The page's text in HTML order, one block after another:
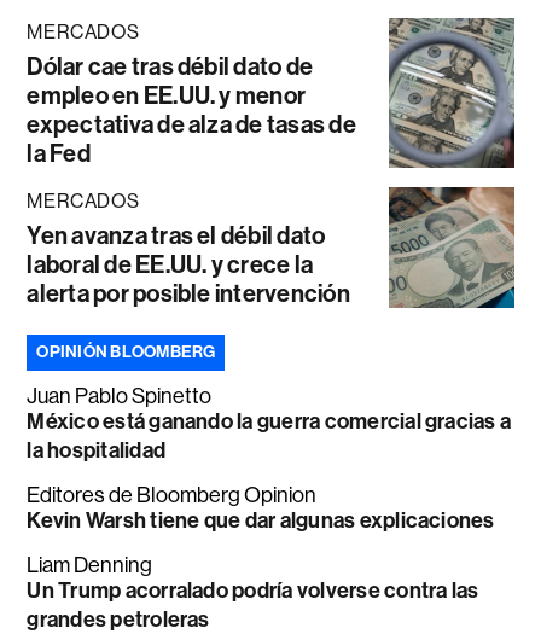
MERCADOS
Dólar cae tras débil dato de
empleo en EE.UU. y menor
expectativa de alza de tasas de
la Fed
MERCADOS
Yen avanza tras el débil dato
laboral de EE.UU. y crece la
alerta por posible intervención
OPINIÓN BLOOMBERG
Juan Pablo Spinetto
México está ganando la guerra comercial gracias a
la hospitalidad
Editores de Bloomberg Opinion
Kevin Warsh tiene que dar algunas explicaciones
Liam Denning
Un Trump acorralado podría volverse contra las
grandes petroleras